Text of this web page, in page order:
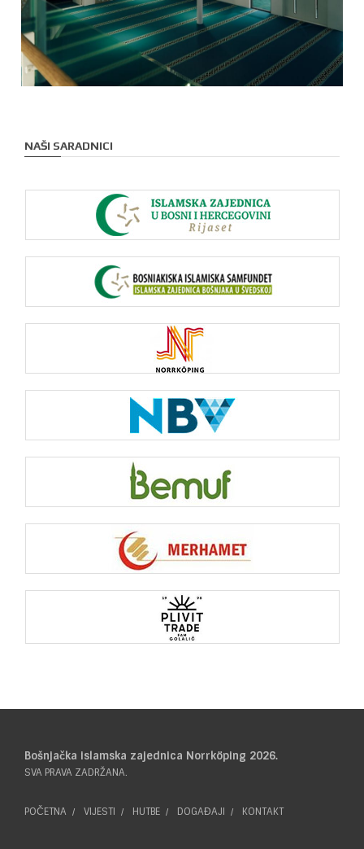
NAŠI SARADNICI
Bošnjačka islamska zajednica Norrköping 2026.
SVA PRAVA ZADRŽANA.
POČETNA VIJESTI HUTBE DOGAĐAJI KONTAKT